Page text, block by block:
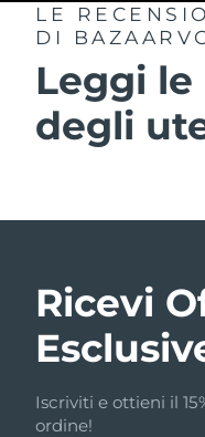
LE
DI
Leggi
degli
Ricevi
Iscriviti e ottieni il
ordine!